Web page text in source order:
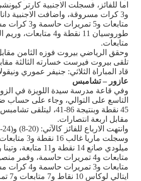
متابعات و5
متابعات.
وحقق الرياضي بيروت فوزه الثامن
تلقى بيروت فيرست خسارته الثالثة
قاد المباراة الثلاثي: جنيفر عموري
عازور – تشامبس
وفي قاعة مدرسة سيدة اللويزة في
التاسع على التوالي، وجاء على حساب
45 نقطة وبنتيجة 86-41،
مقابل اربعة انتصارات.
وانتهت الارباع للفائز كالآتي: (20-8) و(24-7) و(17-15) و(19-11).
وسجلت ماريا
متابعات و3
ايتالي لوكاس 10 نقاط و7 متابعات و7 تمريرات حاسمة.